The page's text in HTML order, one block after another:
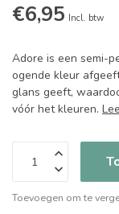
€6,95 Incl. btw
Adore is een semi-
ogende kleur
glans geeft,
vóór het kleuren.
Toevoegen om te